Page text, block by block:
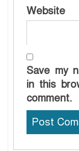
Website
Save my
in this
comment.